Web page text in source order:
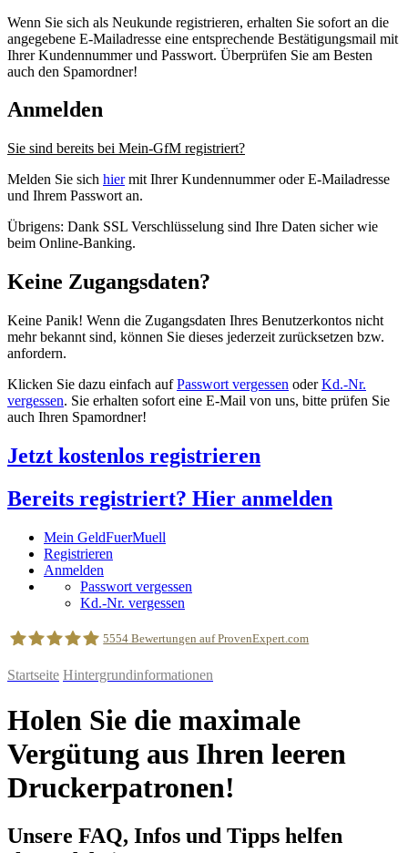
Wenn Sie sich als Neukunde registrieren, erhalten Sie sofort an die
angegebene E-Mailadresse eine entsprechende Bestätigungsmail mit
Ihrer Kundennummer und Passwort. Überprüfen Sie am Besten
auch den Spamordner!
Anmelden
Sie sind bereits bei Mein-GfM registriert?
Melden Sie sich hiermit Ihrer Kundennummer oder E-Mailadresse
und Ihrem Passwort an.
Übrigens: Dank SSL Verschlüsselung sind Ihre Daten sicher wie
beim Online-Banking.
Keine Zugangsdaten?
Keine Panik! Wenn die Zugangsdaten Ihres Benutzerkontos nicht
mehr bekannt sind, können Sie dieses jederzeit zurücksetzen bzw.
anfordern.
Klicken Sie dazu einfach aufPasswort vergessen oderKd.-Nr.
vergessen. Sie erhalten sofort eine E-Mail von uns, bitte prüfen Sie
auch Ihren Spamordner!
Jetzt kostenlos registrieren
Bereits registriert? Hier anmelden
Mein GeldFuerMuell
Registrieren
Anmelden
Passwort vergessen
Kd.-Nr. vergessen
5554 Bewertungen auf ProvenExpert.com
Startseite Hintergrundinformationen
Holen Sie die maximale
Vergütung aus Ihren leeren
Druckerpatronen!
Unsere FAQ, Infos und Tipps helfen